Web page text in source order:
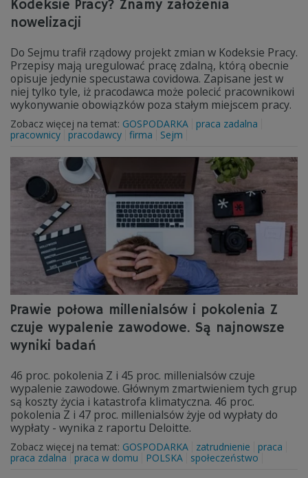
Kodeksie Pracy? Znamy założenia
nowelizacji
Do Sejmu trafił rządowy projekt zmian w Kodeksie Pracy.
Przepisy mają uregulować pracę zdalną, którą obecnie
opisuje jedynie specustawa covidowa. Zapisane jest w
niej tylko tyle, iż pracodawca może polecić pracownikowi
wykonywanie obowiązków poza stałym miejscem pracy.
Zobacz więcej na temat: GOSPODARKA
praca zadalna
pracownicy
pracodawcy firma Sejm
Prawie połowa millenialsów i pokolenia Z
czuje wypalenie zawodowe. Są najnowsze
wyniki badań
46 proc. pokolenia Z i 45 proc. millenialsów czuje
wypalenie zawodowe. Głównym zmartwieniem tych grup
są koszty życia i katastrofa klimatyczna. 46 proc.
pokolenia Z i 47 proc. millenialsów żyje od wypłaty do
wypłaty - wynika z raportu Deloitte.
Zobacz więcej na temat: GOSPODARKA zatrudnienie
praca
praca zdalna
praca w domu POLSKA społeczeństwo